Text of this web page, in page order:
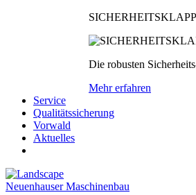
Die robusten
Mehr erfahren
Service
Qualitätssicherung
Vorwald
Aktuelles
Neuenhauser Maschinenbau